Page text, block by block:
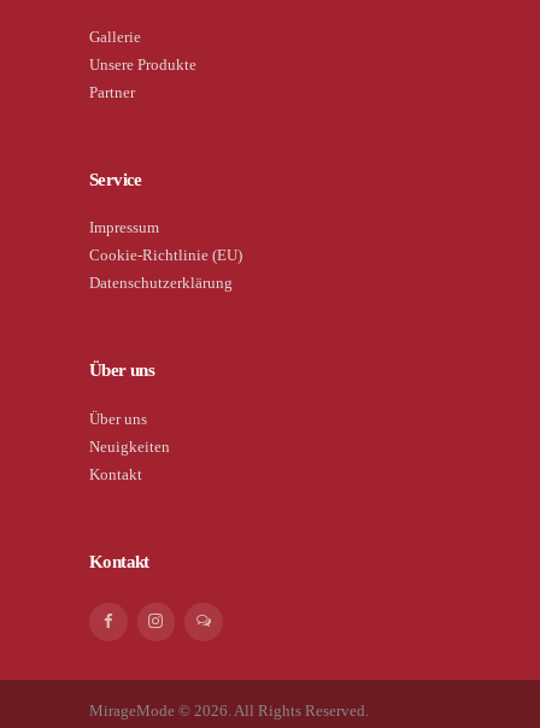
Gallerie
Unsere Produkte
Partner
Service
Impressum
Cookie-Richtlinie (EU)
Datenschutzerklärung
Über uns
Über uns
Neuigkeiten
Kontakt
Kontakt
MirageMode © 2026. All Rights Reserved.